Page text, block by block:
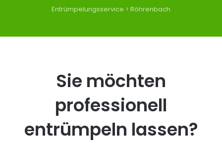
Entrümpelungsservice > Röhrenbach
Sie möchten
professionell
entrümpeln lassen?